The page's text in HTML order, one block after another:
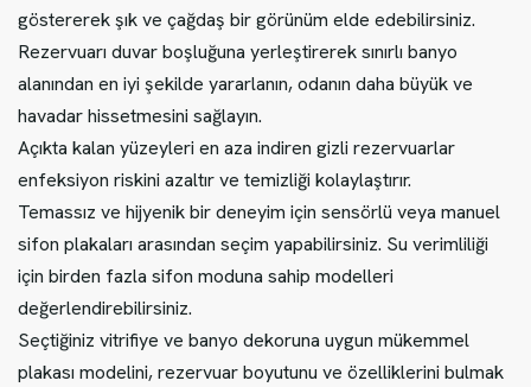
göstererek şık ve çağdaş bir görünüm elde edebilirsiniz.
Rezervuarı duvar boşluğuna yerleştirerek sınırlı banyo
alanından en iyi şekilde yararlanın, odanın daha büyük ve
havadar hissetmesini sağlayın.
Açıkta kalan yüzeyleri en aza indiren gizli rezervuarlar
enfeksiyon riskini azaltır ve temizliği kolaylaştırır.
Temassız ve hijyenik bir deneyim için sensörlü veya manuel
sifon plakaları arasından seçim yapabilirsiniz. Su verimliliği
için birden fazla sifon moduna sahip modelleri
değerlendirebilirsiniz.
Seçtiğiniz vitrifiye ve banyo dekoruna uygun mükemmel
plakası modelini, rezervuar boyutunu ve özelliklerini bulmak